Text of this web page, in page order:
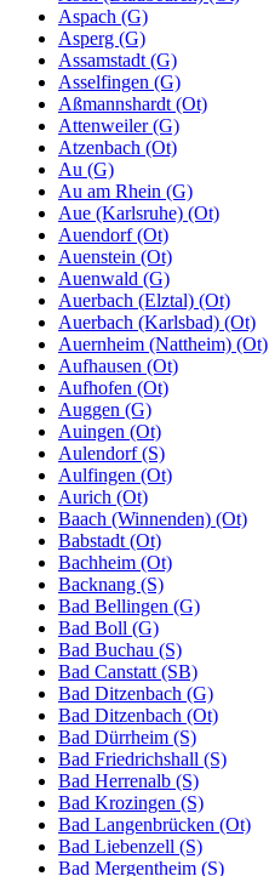
Aspach (G)
Asperg (G)
Assamstadt (G)
Asselfingen (G)
Aßmannshardt (Ot)
Attenweiler (G)
Atzenbach (Ot)
Au (G)
Au am Rhein (G)
Aue (Karlsruhe) (Ot)
Auendorf (Ot)
Auenstein (Ot)
Auenwald (G)
Auerbach (Elztal) (Ot)
Auerbach (Karlsbad) (Ot)
Auernheim (Nattheim) (Ot)
Aufhausen (Ot)
Aufhofen (Ot)
Auggen (G)
Auingen (Ot)
Aulendorf (S)
Aulfingen (Ot)
Aurich (Ot)
Baach (Winnenden) (Ot)
Babstadt (Ot)
Bachheim (Ot)
Backnang (S)
Bad Bellingen (G)
Bad Boll (G)
Bad Buchau (S)
Bad Canstatt (SB)
Bad Ditzenbach (G)
Bad Ditzenbach (Ot)
Bad Dürrheim (S)
Bad Friedrichshall (S)
Bad Herrenalb (S)
Bad Krozingen (S)
Bad Langenbrücken (Ot)
Bad Liebenzell (S)
Bad Mergentheim (S)